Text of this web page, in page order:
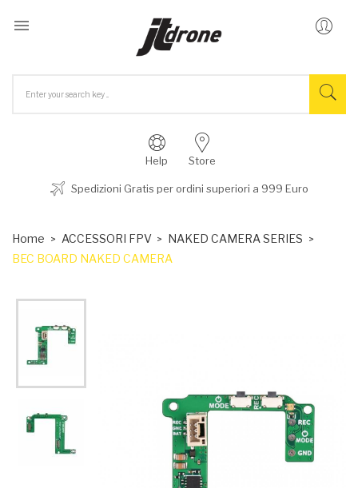

Help Store
Spedizioni Gratis per ordini superiori a 999 Euro
Home ACCESSORI FPV
NAKED CAMERA SERIES
BEC BOARD NAKED CAMERA